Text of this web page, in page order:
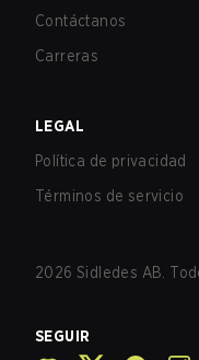
Contáctanos
Carreras
LEGAL
Política de privacidad
Términos de servicio
2026 Sidledes AB.
SEGUIR